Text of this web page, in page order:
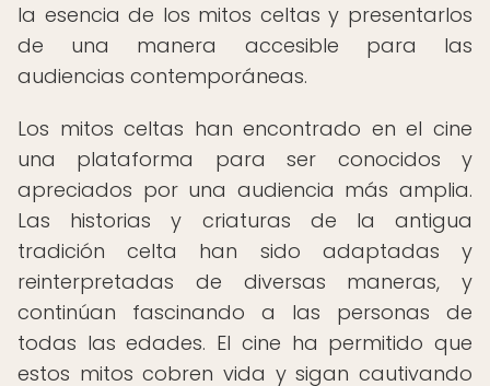
la esencia de los mitos celtas y presentarlos
de una manera accesible para las
audiencias contemporáneas.
Los mitos celtas han encontrado en el cine
una plataforma para ser conocidos y
apreciados por una audiencia más amplia.
Las historias y criaturas de la antigua
tradición celta han sido adaptadas y
reinterpretadas de diversas maneras, y
continúan fascinando a las personas de
todas las edades. El cine ha permitido que
estos mitos cobren vida y sigan cautivando